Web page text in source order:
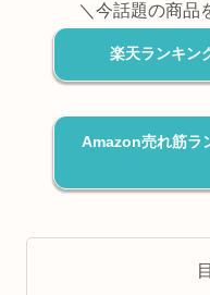
＼今話題の商品
楽天ランキン
Amazon売れ筋ラ